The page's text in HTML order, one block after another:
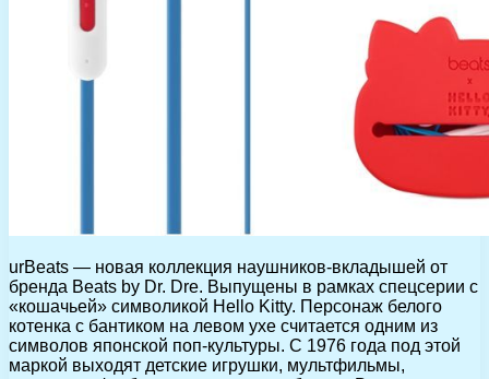
urBeats — новая коллекция наушников-вкладышей от
бренда Beats by Dr. Dre. Выпущены в рамках спецсерии с
«кошачьей» символикой Hello Kitty. Персонаж белого
котенка с бантиком на левом ухе считается одним из
символов японской поп-культуры. С 1976 года под этой
маркой выходят детские игрушки, мультфильмы,